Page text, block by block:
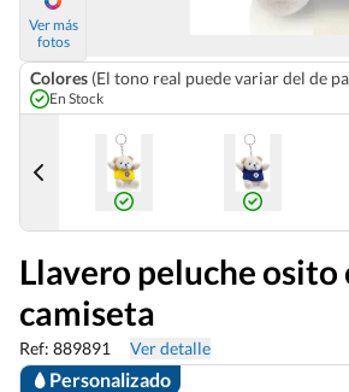
Ver más
fotos
Colores (El tono real puede variar del de
En Stock
Llavero peluche osito
camiseta
Ref: 889891 Ver detalle
Personalizado